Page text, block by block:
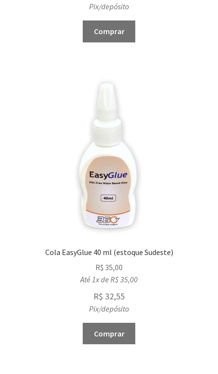
Pix/depósito
Comprar
Cola EasyGlue 40 ml (estoque Sudeste)
R$ 35,00
Até 1x de R$35,00
R$ 32,55
Pix/depósito
Comprar